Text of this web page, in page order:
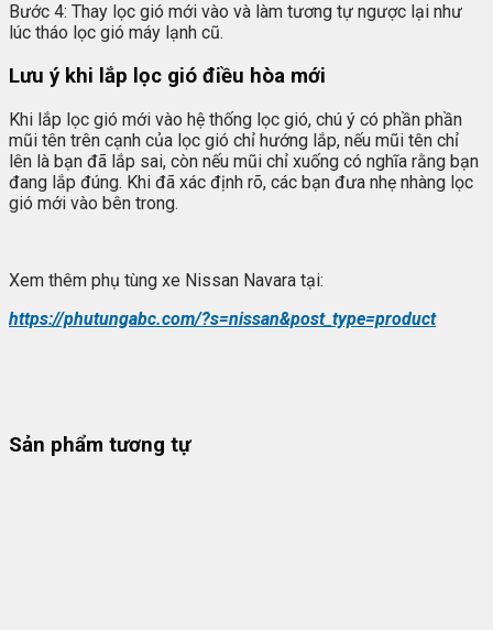
Bước 4: Thay lọc gió mới vào và làm tương tự ngược lại như
lúc tháo lọc gió máy lạnh cũ.
Lưu ý khi lắp lọc gió điều hòa mới
Khi lắp lọc gió mới vào hệ thống lọc gió, chú ý có phần phần
mũi tên trên cạnh của lọc gió chỉ hướng lắp, nếu mũi tên chỉ
lên là bạn đã lắp sai, còn nếu mũi chỉ xuống có nghĩa rằng bạn
đang lắp đúng. Khi đã xác định rõ, các bạn đưa nhẹ nhàng lọc
gió mới vào bên trong.
Xem thêm phụ tùng xe Nissan Navara tại:
https://phutungabc.com/?s=nissan&post_type=product
Sản phẩm tương tự